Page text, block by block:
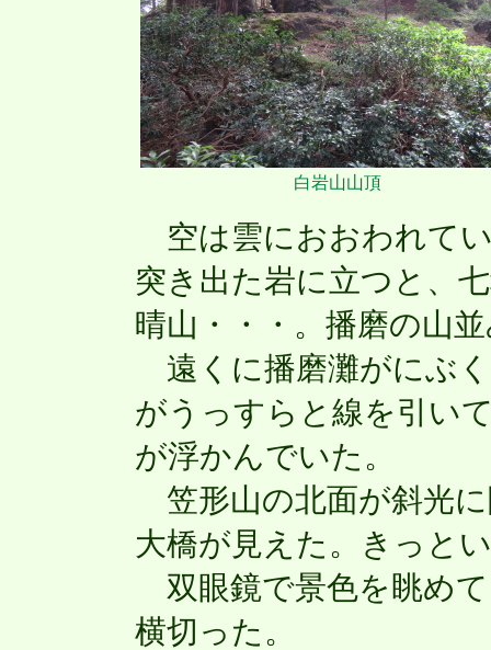
白岩山山頂
空は雲におおわれて
突き出た岩に立つと、
晴山・・・。播磨の山
遠くに播磨灘がにぶ
がうっすらと線を引い
が浮かんでいた。
笠形山の北面が斜光
大橋が見えた。きっと
双眼鏡で景色を眺め
横切った。